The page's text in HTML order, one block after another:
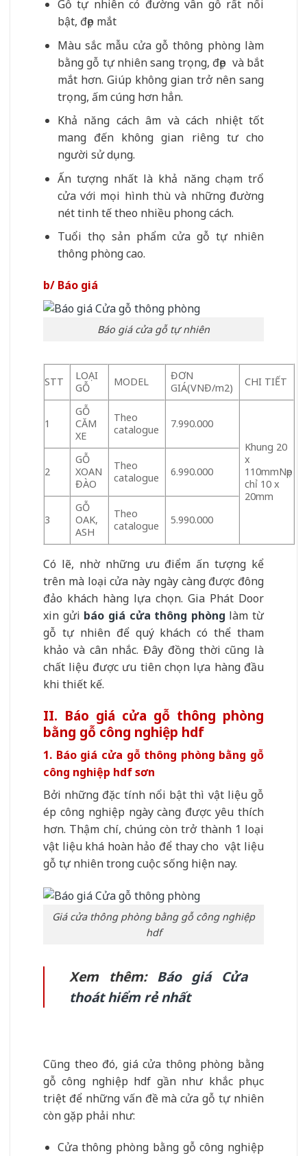
Gỗ tự nhiên có đường vân gỗ rất nổi
bật, đẹp mắt
Màu sắc mẫu cửa gỗ thông phòng làm
bằng gỗ tự nhiên sang trọng, đẹp và bắt
mắt hơn. Giúp không gian trở nên sang
trọng, ấm cúng hơn hẳn.
Khả năng cách âm và cách nhiệt tốt
mang đến không gian riêng tư cho
người sử dụng.
Ấn tượng nhất là khả năng chạm trổ
cửa với mọi hình thù và những đường
nét tinh tế theo nhiều phong cách.
Tuổi thọ sản phẩm cửa gỗ tự nhiên
thông phòng cao.
b/ Báo giá
Báo giá cửa gỗ tự nhiên
STT
LOẠI
GỖ
MODEL
ĐƠN
GIÁ(VNĐ/m2)
CHI TIẾT
1
GỖ
CĂM
XE
Theo
catalogue
7.990.000
Khung 20
x
110mmNẹp
chỉ 10 x
20mm
2
GỖ
XOAN
ĐÀO
Theo
catalogue
6.990.000
3
GỖ
OAK,
ASH
Theo
catalogue
5.990.000
Có lẽ, nhờ những ưu điểm ấn tượng kể
trên mà loại cửa này ngày càng được đông
đảo khách hàng lựa chọn. Gia Phát Door
xin gửi báo giá cửa thông phòng làm từ
gỗ tự nhiên để quý khách có thể tham
khảo và cân nhắc. Đây đồng thời cũng là
chất liệu được ưu tiên chọn lựa hàng đầu
khi thiết kế.
II. Báo giá cửa gỗ thông phòng
bằng gỗ công nghiệp hdf
1. Báo giá cửa gỗ thông phòng bằng gỗ
công nghiệp hdf sơn
Bởi những đặc tính nổi bật thì vật liệu gỗ
ép công nghiệp ngày càng được yêu thích
hơn. Thậm chí, chúng còn trở thành 1 loại
vật liệu khá hoàn hảo để thay cho vật liệu
gỗ tự nhiên trong cuộc sống hiện nay.
Giá cửa thông phòng bằng gỗ công nghiệp
hdf
Xem thêm: Báo giá Cửa
thoát hiểm rẻ nhất
Cũng theo đó, giá cửa thông phòng bằng
gỗ công nghiệp hdf gần như khắc phục
triệt để những vấn đề mà cửa gỗ tự nhiên
còn gặp phải như:
Cửa thông phòng bằng gỗ công nghiệp